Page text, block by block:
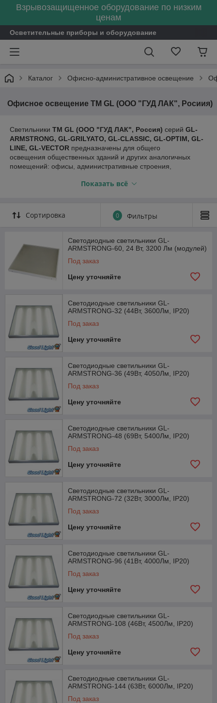
Взрывозащищенное оборудование по низким
ценам
Осветительные приборы и оборудование
Каталог Офисно-административное освещение
Офисное освещение TM GL (ООО "ГУД ЛАК", Росиия)
Светильники TM GL (ООО "ГУД ЛАК", Россия) серий GL-
ARMSTRONG, GL-GRILYATO, GL-CLASSIC, GL-OPTIM, GL-
LINE, GL-VECTOR предназначены для общего
освещения общественных зданий и других аналогичных
помещений: офисы, административные строения,
учебные заведения, учреждения здравоохранения и прочие.
Показать всё
Сортировка 0 Фильтры
Светодиодные светильники GL-
ARMSTRONG-60, 24 Вт, 3200 Лм (модулей)
Под заказ
Цену уточняйте
Светодиодные светильники GL-
ARMSTRONG-32 (44Вт, 3600Лм, IP20)
Под заказ
Цену уточняйте
Светодиодные светильники GL-
ARMSTRONG-36 (49Вт, 4050Лм, IP20)
Под заказ
Цену уточняйте
Светодиодные светильники GL-
ARMSTRONG-48 (69Вт, 5400Лм, IP20)
Под заказ
Цену уточняйте
Светодиодные светильники GL-
ARMSTRONG-72 (32Вт, 3000Лм, IP20)
Под заказ
Цену уточняйте
Светодиодные светильники GL-
ARMSTRONG-96 (41Вт, 4000Лм, IP20)
Под заказ
Цену уточняйте
Светодиодные светильники GL-
ARMSTRONG-108 (46Вт, 4500Лм, IP20)
Под заказ
Цену уточняйте
Светодиодные светильники GL-
ARMSTRONG-144 (63Вт, 6000Лм, IP20)
Под заказ